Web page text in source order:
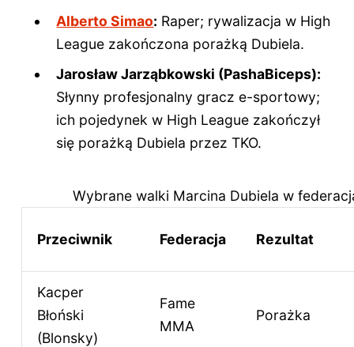
Alberto Simao: Raper; rywalizacja w High
League zakończona porażką Dubiela.
Jarosław Jarząbkowski (PashaBiceps):
Słynny profesjonalny gracz e-sportowy;
ich pojedynek w High League zakończył
się porażką Dubiela przez TKO.
Wybrane walki Marcina Dubiela w
Przeciwnik Federacja Rezultat
Kacper
Błoński
(Blonsky)
Fame
MMA
Porażka